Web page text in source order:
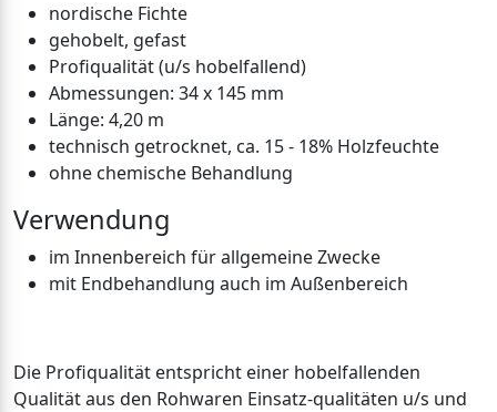
nordische Fichte
gehobelt, gefast
Profiqualität (u/s hobelfallend)
Abmessungen: 34 x 145 mm
Länge: 4,20 m
technisch getrocknet, ca. 15 - 18% Holzfeuchte
ohne chemische Behandlung
Verwendung
im Innenbereich für allgemeine Zwecke
mit Endbehandlung auch im Außenbereich
Die Profiqualität entspricht einer hobelfallenden
Qualität aus den Rohwaren Einsatz-qualitäten u/s und